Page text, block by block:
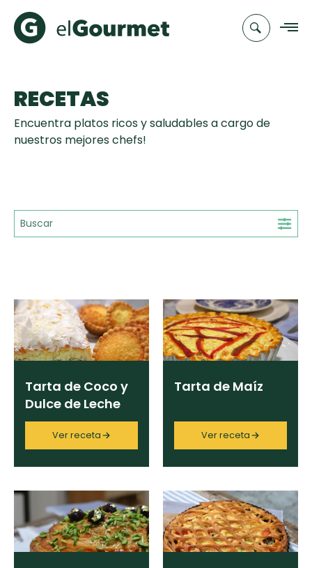
Hot Pancakes
mi Papá
Key Lime Pie
Galletas con
Chispas de
Chocolate
Raspaditas
Mendocinas
Cupcakes y
Muffins
30 min
Todas las
recetas
Chefs
Novedades
RECETAS
Encuentra platos ricos y saludables a cargo de
nuestros mejores chefs!
15' 25' 35' +35'
Ingrediente
Chef
Tarta de Coco y
Dulce de Leche
Ver receta
Tarta de Maíz
Ver receta